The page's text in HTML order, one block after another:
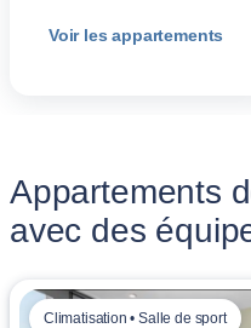
Voir les appartements
Appartements
avec des
Climatisation • Salle de sport